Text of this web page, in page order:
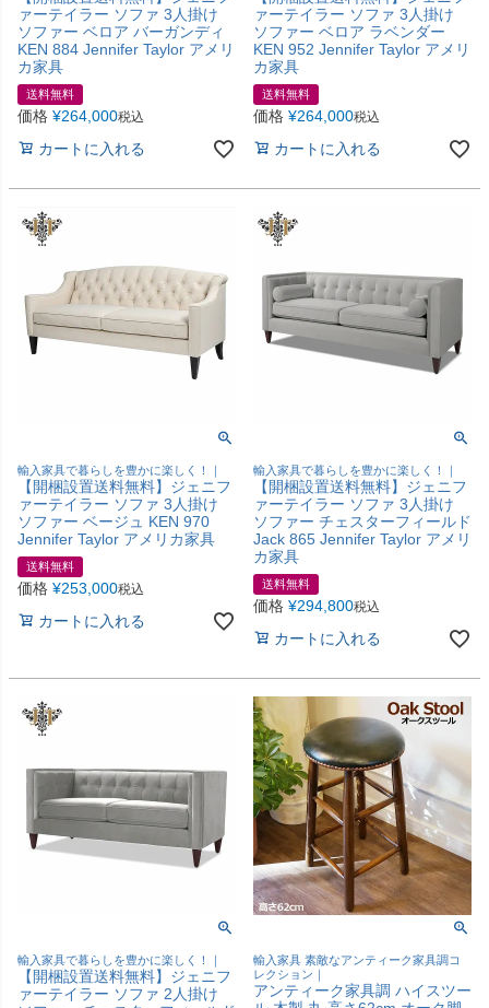
ァーテイラー ソファ 3人掛け
ソファー ベロア バーガンディ
KEN 884 Jennifer Taylor アメリ
カ家具
送料無料
価格 ¥264,000税込
カートに入れる
ァーテイラー ソファ 3人掛け
ソファー ベロア ラベンダー
KEN 952 Jennifer Taylor アメリ
カ家具
送料無料
価格 ¥264,000税込
カートに入れる
輸入家具で暮らしを豊かに楽しく！｜
【開梱設置送料無料】ジェニフ
ァーテイラー ソファ 3人掛け
ソファー ベージュ KEN 970
Jennifer Taylor アメリカ家具
送料無料
価格 ¥253,000税込
カートに入れる
輸入家具で暮らしを豊かに楽しく！｜
【開梱設置送料無料】ジェニフ
ァーテイラー ソファ 3人掛け
ソファー チェスターフィールド
Jack 865 Jennifer Taylor アメリ
カ家具
送料無料
価格 ¥294,800税込
カートに入れる
輸入家具で暮らしを豊かに楽しく！｜
【開梱設置送料無料】ジェニフ
ァーテイラー ソファ 2人掛け
輸入家具 素敵なアンティーク家具調コ
レクション｜
アンティーク家具調 ハイスツー